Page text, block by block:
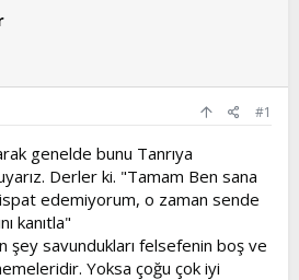
#1
genelde bunu Tanrıya
Derler ki. "Tamam Ben sana
ispat edemiyorum, o zaman sende
kanıtla"
şey savundukları felsefenin boş ve
Yoksa çoğu çok iyi